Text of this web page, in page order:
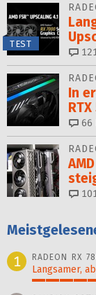
TEST
In
66
1
RADEON RX
Langsamer,
100%